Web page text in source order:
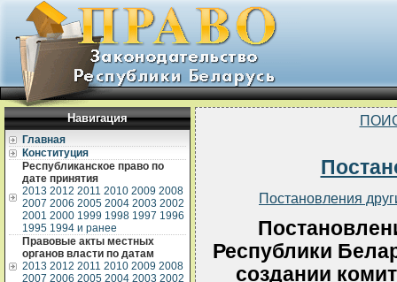
Навигация
Главная
Конституция
Республиканское право по
дате принятия
2013 2012 2011 2010 2009 2008
2007 2006 2005 2004 2003 2002
2001 2000 1999 1998 1997 1996
1995 1994 и ранее
Правовые акты местных
органов власти по датам
2013 2012 2011 2010 2009 2008
2007 2006 2005 2004 2003 2002
Постановления
Республики
создании